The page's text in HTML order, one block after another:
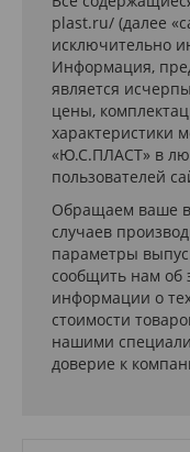
plast.ru/ (далее
исключительно
Информация,
является
цены,
характеристики
«Ю.С.ПЛАСТ» в
пользователей
Обращаем ваше
случаев
параметры
сообщить нам об
информации о
стоимости
нашими
доверие к